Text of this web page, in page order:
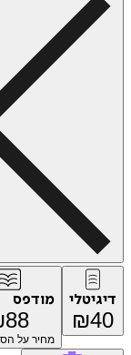
₪
מודפס
₪
מחיר על הספר: ₪88